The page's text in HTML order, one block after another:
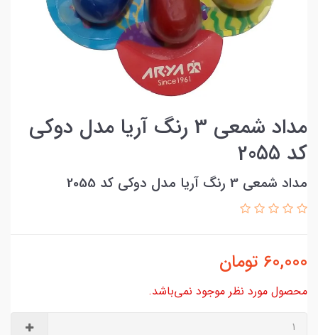
مداد شمعی 3 رنگ آریا مدل دوکی
کد 2055
مداد شمعی 3 رنگ آریا مدل دوکی کد 2055
60,000 تومان
محصول مورد نظر موجود نمی‌باشد.